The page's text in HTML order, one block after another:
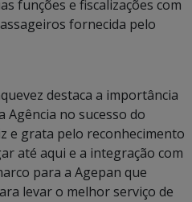
funções e fiscalizações com
fornecida pelo
destaca a importância
Agência no sucesso do
e grata pelo reconhecimento
até aqui e a integração com
para a Agepan que
levar o melhor serviço de